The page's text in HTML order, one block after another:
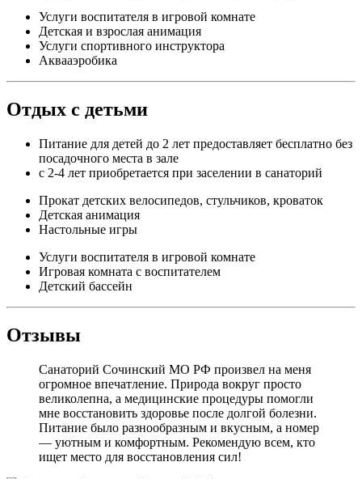
Услуги воспитателя в игровой комнате
Детская и взрослая анимация
Услуги спортивного инструктора
Аквааэробика
Отдых с детьми
Питание для детей до 2 лет предоставляет бесплатно без
посадочного места в зале
с 2-4 лет приобретается при заселении в санаторий
Прокат детских велосипедов, стульчиков, кроваток
Детская анимация
Настольные игры
Услуги воспитателя в игровой комнате
Игровая комната с воспитателем
Детский бассейн
Отзывы
Санаторий Сочинский МО РФ произвел на меня
огромное впечатление. Природа вокруг просто
великолепна, а медицинские процедуры помогли
мне восстановить здоровье после долгой болезни.
Питание было разнообразным и вкусным, а номер
— уютным и комфортным. Рекомендую всем, кто
ищет место для восстановления сил!